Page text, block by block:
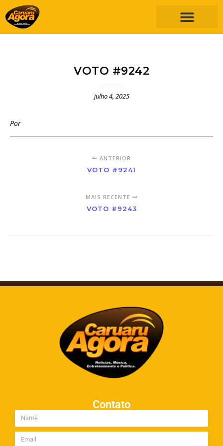
VOTO #9242
julho 4, 2025
Por
ANTERIOR
VOTO #9241
MAIS RECENTE
VOTO #9243
Contato